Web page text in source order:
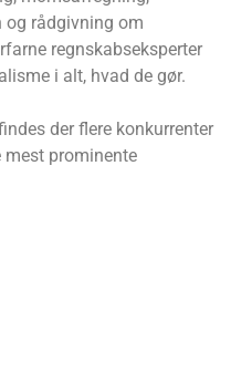
og rådgivning om
regnskabseksperter
i alt, hvad de gør.
der flere konkurrenter
mest prominente